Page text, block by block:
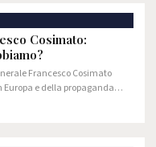
Cosimato:
Francesco Cosimato
e della propaganda
che affermano una